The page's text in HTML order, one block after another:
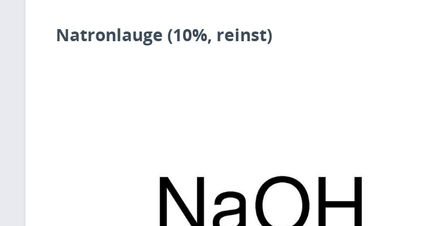
Natronlauge (10%, reinst)